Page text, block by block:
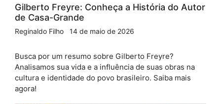
Gilberto Freyre: Conheça a História do Autor
de Casa-Grande
Reginaldo Filho 14 de maio de 2026
Busca por um resumo sobre Gilberto Freyre?
Analisamos sua vida e a influência de suas obras na
cultura e identidade do povo brasileiro. Saiba mais
agora!